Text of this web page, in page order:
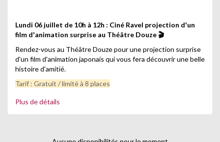
Lundi 06 juillet de 10h à 12h : Ciné Ravel projection d'un
film d'animation surprise au Théâtre Douze 🎬
Rendez-vous au Théâtre Douze pour une projection surprise
d'un film d'animation japonais qui vous fera découvrir une belle
histoire d'amitié.
Tarif : Gratuit / limité à 8 places
Plus de détails